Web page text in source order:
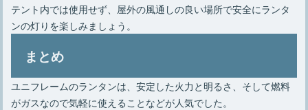
テント内では使用せず、屋外の風通しの良い場所で安全にランタ
ンの灯りを楽しみましょう。
まとめ
ユニフレームのランタンは、安定した火力と明るさ、そして燃料
がガスなので気軽に使えることなどが人気でした。